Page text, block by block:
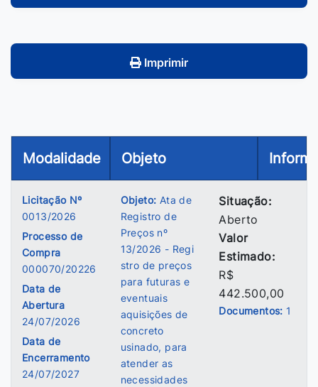
Imprimir
Modalidade Objeto
Licitação Nº
0013/2026
Processo de
Compra
000070/20226
Data de
Abertura
24/07/2026
Data de
Encerramento
24/07/2027
Objeto: Ata de
Registro de
Preços nº
13/2026 - Regi
stro de preços
para futuras e
eventuais
aquisições de
concreto
usinado, para
atender as
necessidades
Situação:
Aberto
Valor
Estimado:
R$
442.500,00
Documentos: 1